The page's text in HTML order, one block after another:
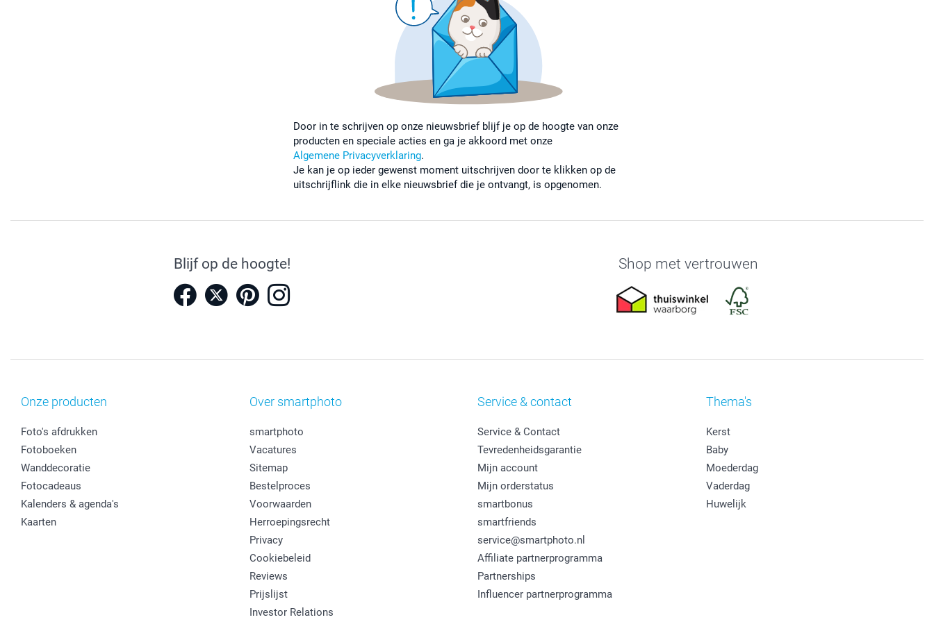
Door in te schrijven op onze nieuwsbrief blijf je op de hoogte van onze
producten en speciale acties en ga je akkoord met onze
Algemene Privacyverklaring.
Je kan je op ieder gewenst moment uitschrijven door te klikken op de
uitschrijflink die in elke nieuwsbrief die je ontvangt, is opgenomen.
Blijf op de hoogte! Shop met vertrouwen
Onze producten
Foto's afdrukken
Fotoboeken
Wanddecoratie
Fotocadeaus
Kalenders & agenda's
Kaarten
Over smartphoto
smartphoto
Vacatures
Sitemap
Bestelproces
Voorwaarden
Herroepingsrecht
Privacy
Cookiebeleid
Reviews
Prijslijst
Investor Relations
Service & contact
Service & Contact
Tevredenheidsgarantie
Mijn account
Mijn orderstatus
smartbonus
smartfriends
service@smartphoto.nl
Affiliate partnerprogramma
Partnerships
Influencer partnerprogramma
Thema's
Kerst
Baby
Moederdag
Vaderdag
Huwelijk